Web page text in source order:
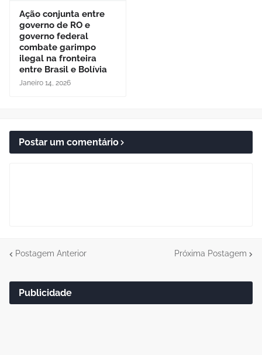
Ação conjunta entre
governo de RO e
governo federal
combate garimpo
ilegal na fronteira
entre Brasil e Bolívia
Janeiro 14, 2026
Postar um comentário
Postagem Anterior Próxima Postagem
Publicidade